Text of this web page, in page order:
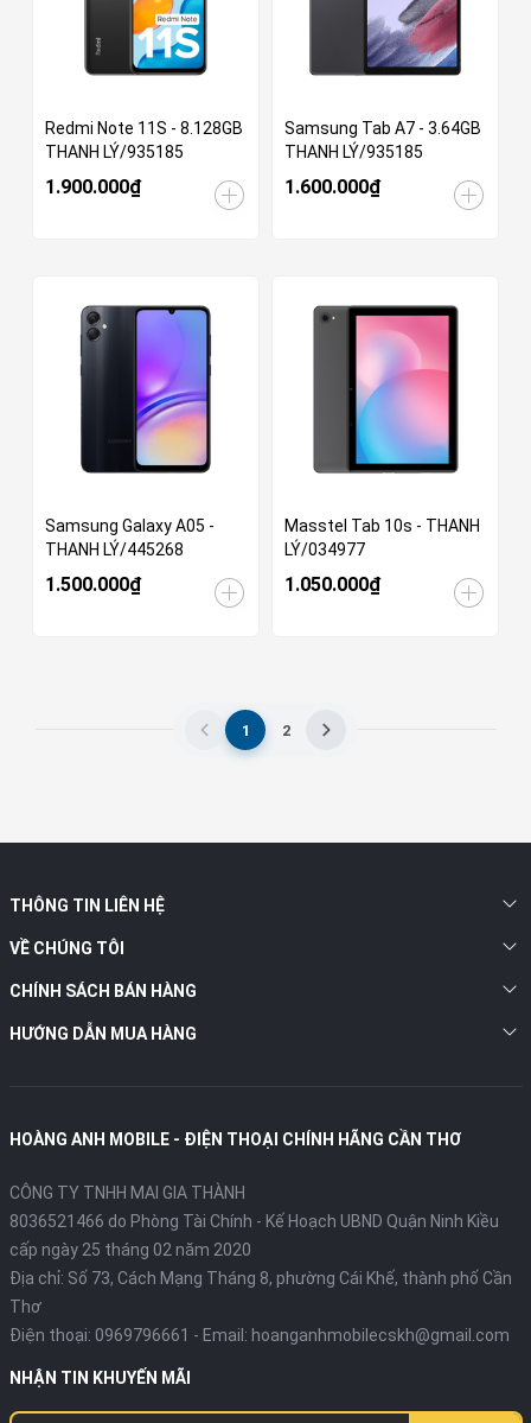
Redmi Note 11S - 8.128GB
THANH LÝ/935185
1.900.000₫
Samsung Tab A7 - 3.64GB
THANH LÝ/935185
1.600.000₫
Samsung Galaxy A05 -
THANH LÝ/445268
1.500.000₫
Masstel Tab 10s - THANH
LÝ/034977
1.050.000₫
1 2
THÔNG TIN LIÊN HỆ
VỀ CHÚNG TÔI
CHÍNH SÁCH BÁN HÀNG
HƯỚNG DẪN MUA HÀNG
HOÀNG ANH MOBILE - ĐIỆN THOẠI CHÍNH HÃNG CẦN THƠ
CÔNG TY TNHH MAI GIA THÀNH
8036521466 do Phòng Tài Chính - Kế Hoạch UBND Quận Ninh Kiều
cấp ngày 25 tháng 02 năm 2020
Địa chỉ: Số 73, Cách Mạng Tháng 8, phường Cái Khế, thành phố Cần
Thơ
Điện thoại: 0969796661 - Email: hoanganhmobilecskh@gmail.com
NHẬN TIN KHUYẾN MÃI